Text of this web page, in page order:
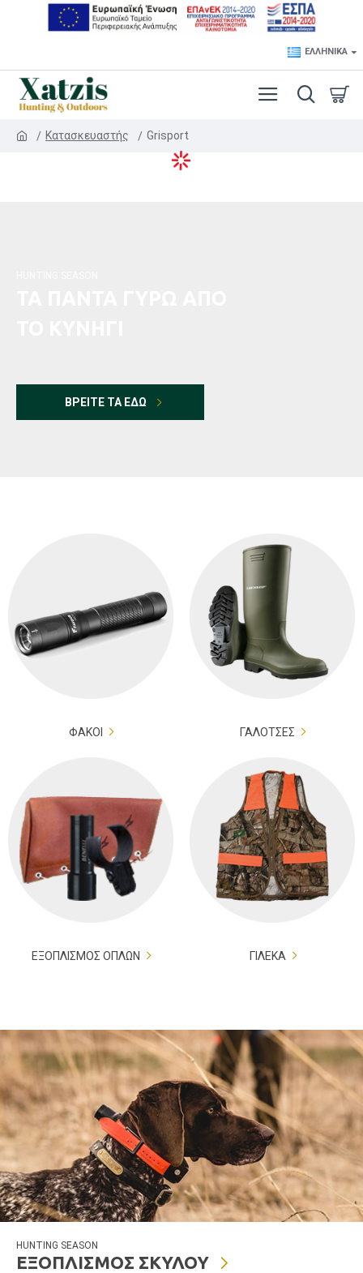
ΕΛΛΗΝΙΚΆ
Κατασκευαστής Grisport
ΒΡΕΙΤΕ ΤΑ ΕΔΩ
ΦΑΚΟΙ ΓΑΛΟΤΣΕΣ
ΕΞΟΠΛΙΣΜΟΣ ΟΠΛΩΝ ΓΙΛΕΚΑ
HUNTING SEASON
ΕΞΟΠΛΙΣΜΟΣ ΣΚΥΛΟΥ